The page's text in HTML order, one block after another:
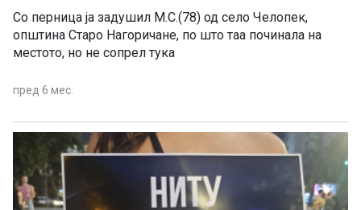
Со перница ја задушил М.С.(78) од село Челопек,
општина Старо Нагоричане, по што таа починала на
местото, но не сопрел тука
пред 6 мес.